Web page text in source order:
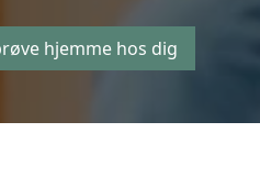
hjemme hos dig